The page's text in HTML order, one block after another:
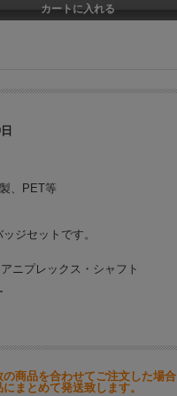
、PET等
ジセットです。
ニプレックス・シャフト
商品を合わせてご注文した場合
まとめて発送致します。